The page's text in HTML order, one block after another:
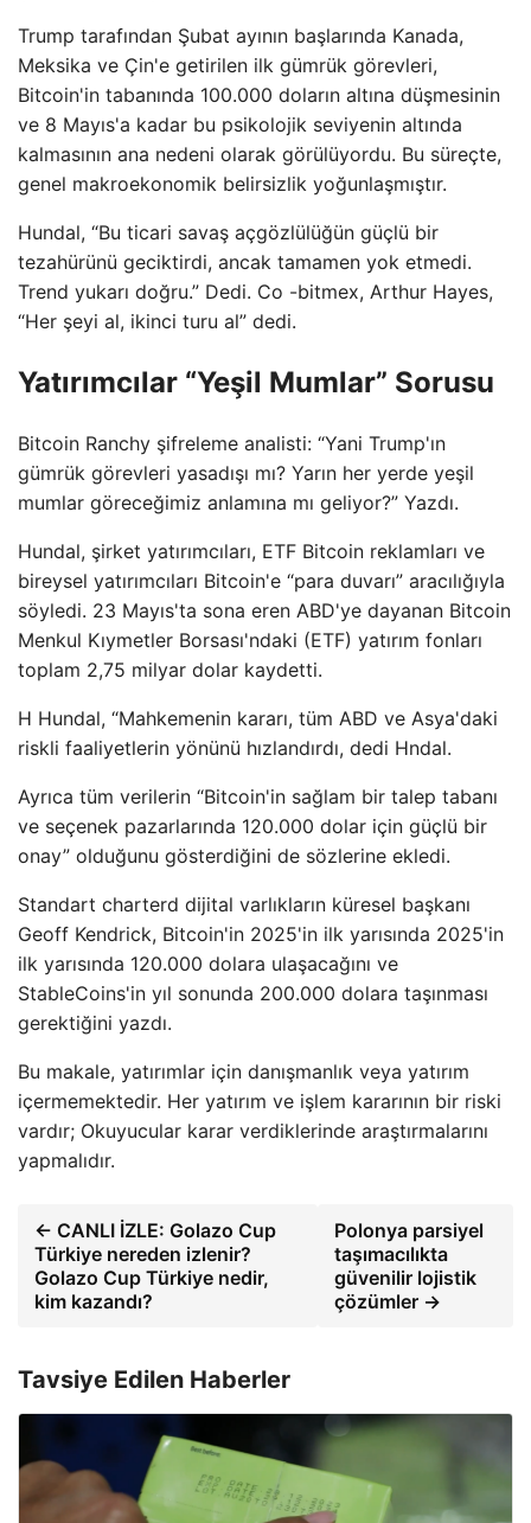
Trump tarafından Şubat ayının başlarında Kanada,
Meksika ve Çin'e getirilen ilk gümrük görevleri,
Bitcoin'in tabanında 100.000 doların altına düşmesinin
ve 8 Mayıs'a kadar bu psikolojik seviyenin altında
kalmasının ana nedeni olarak görülüyordu. Bu süreçte,
genel makroekonomik belirsizlik yoğunlaşmıştır.
Hundal, “Bu ticari savaş açgözlülüğün güçlü bir
tezahürünü geciktirdi, ancak tamamen yok etmedi.
Trend yukarı doğru.” Dedi. Co -bitmex, Arthur Hayes,
“Her şeyi al, ikinci turu al” dedi.
Yatırımcılar “Yeşil Mumlar” Sorusu
Bitcoin Ranchy şifreleme analisti: “Yani Trump'ın
gümrük görevleri yasadışı mı? Yarın her yerde yeşil
mumlar göreceğimiz anlamına mı geliyor?” Yazdı.
Hundal, şirket yatırımcıları, ETF Bitcoin reklamları ve
bireysel yatırımcıları Bitcoin'e “para duvarı” aracılığıyla
söyledi. 23 Mayıs'ta sona eren ABD'ye dayanan Bitcoin
Menkul Kıymetler Borsası'ndaki (ETF) yatırım fonları
toplam 2,75 milyar dolar kaydetti.
H Hundal, “Mahkemenin kararı, tüm ABD ve Asya'daki
riskli faaliyetlerin yönünü hızlandırdı, dedi Hndal.
Ayrıca tüm verilerin “Bitcoin'in sağlam bir talep tabanı
ve seçenek pazarlarında 120.000 dolar için güçlü bir
onay” olduğunu gösterdiğini de sözlerine ekledi.
Standart charterd dijital varlıkların küresel başkanı
Geoff Kendrick, Bitcoin'in 2025'in ilk yarısında 2025'in
ilk yarısında 120.000 dolara ulaşacağını ve
StableCoins'in yıl sonunda 200.000 dolara taşınması
gerektiğini yazdı.
Bu makale, yatırımlar için danışmanlık veya yatırım
içermemektedir. Her yatırım ve işlem kararının bir riski
vardır; Okuyucular karar verdiklerinde araştırmalarını
yapmalıdır.
← CANLI İZLE: Golazo Cup
Türkiye nereden izlenir?
Golazo Cup Türkiye nedir,
kim kazandı?
Polonya parsiyel
taşımacılıkta
güvenilir lojistik
çözümler →
Tavsiye Edilen Haberler